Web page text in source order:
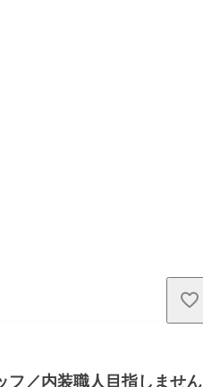
フ／内装職人目指しません